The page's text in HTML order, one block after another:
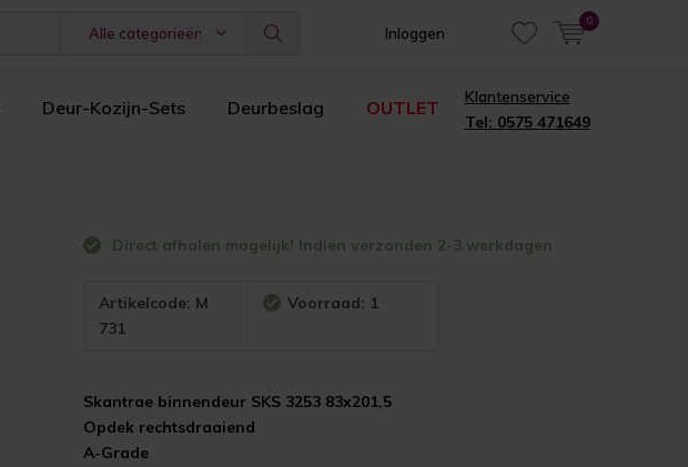
Alle categorieën Inloggen
0
Deur-Kozijn-Sets Deurbeslag OUTLET
Klantenservice
Tel: 0575 471649
Direct afhalen mogelijk! Indien verzonden 2-3 werkdagen
Artikelcode: M
731
Voorraad: 1
Skantrae binnendeur SKS 3253 83x201,5
Opdek rechtsdraaiend
A-Grade